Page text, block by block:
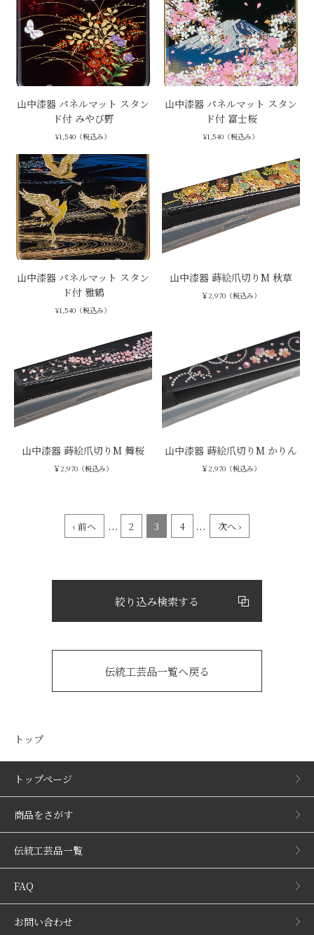
山中漆器 パネルマット スタン
ド付 みやび野
¥1,540（税込み）
山中漆器 パネルマット スタン
ド付 富士桜
¥1,540（税込み）
山中漆器 パネルマット スタン
ド付 雅鶴
¥1,540（税込み）
山中漆器 蒔絵爪切りM 秋草
￥2,970（税込み）
山中漆器 蒔絵爪切りM 舞桜
￥2,970（税込み）
山中漆器 蒔絵爪切りM かりん
￥2,970（税込み）
‹ 前へ ... 2 3 4 ... 次へ ›
絞り込み検索する
伝統工芸品一覧へ戻る
トップ
トップページ
商品をさがす
伝統工芸品一覧
FAQ
お問い合わせ